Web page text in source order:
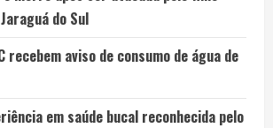
do Sul
recebem aviso de consumo de água de
em saúde bucal reconhecida pelo